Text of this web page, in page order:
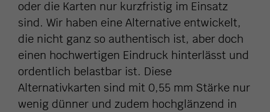
oder die Karten nur kurzfristig im Einsatz
sind. Wir haben eine Alternative entwickelt,
die nicht ganz so authentisch ist, aber doch
einen hochwertigen Eindruck hinterlässt und
ordentlich belastbar ist. Diese
Alternativkarten sind mit 0,55 mm Stärke nur
wenig dünner und zudem hochglänzend in